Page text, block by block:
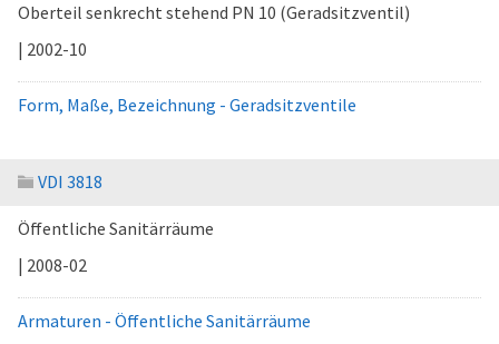
Oberteil senkrecht stehend PN 10 (Geradsitzventil)
| 2002-10
Form, Maße, Bezeichnung - Geradsitzventile
VDI 3818
Öffentliche Sanitärräume
| 2008-02
Armaturen - Öffentliche Sanitärräume